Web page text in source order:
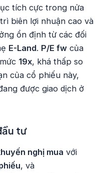
tích cực trong nửa
biên lợi nhuận cao và
ổn định từ các đối
E-Land. P/E fw của
19x, khá thấp so
của cổ phiếu này,
được giao dịch ở
tư
nghị mua với
, và